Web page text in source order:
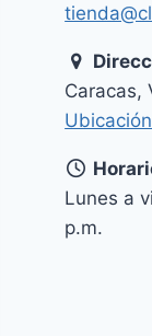
Caracas,
Lunes a
p.m.